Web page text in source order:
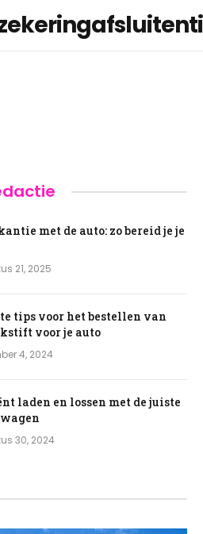
met de auto: zo bereid je je
21, 2025
tips voor het bestellen van
voor je auto
4, 2024
laden en lossen met de juiste
30, 2024